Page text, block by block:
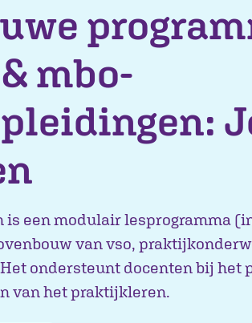
mbo-
is een modulair lesprogramma
van vso,
ondersteunt docenten bij het
van het praktijkleren.